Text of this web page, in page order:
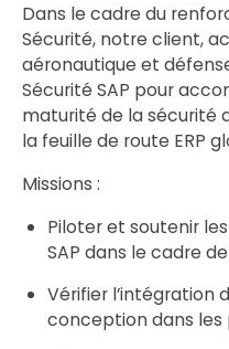
Dans le cadre du
Sécurité, notre client,
aéronautique et
Sécurité SAP pour
maturité de la sécurité
la feuille de route ERP
Missions :
Piloter et soutenir
SAP dans le cadre
Vérifier l’intégration
conception dans les